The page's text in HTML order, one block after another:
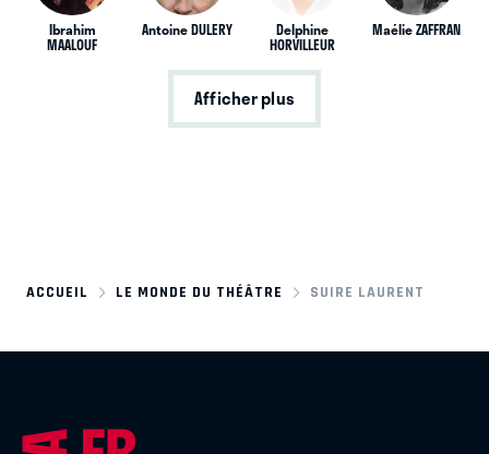
Ibrahim
MAALOUF
Antoine DULERY Delphine
HORVILLEUR
Maélie ZAFFRAN
Afficher plus
ACCUEIL LE MONDE DU THÉÂTRE SUIRE LAURENT